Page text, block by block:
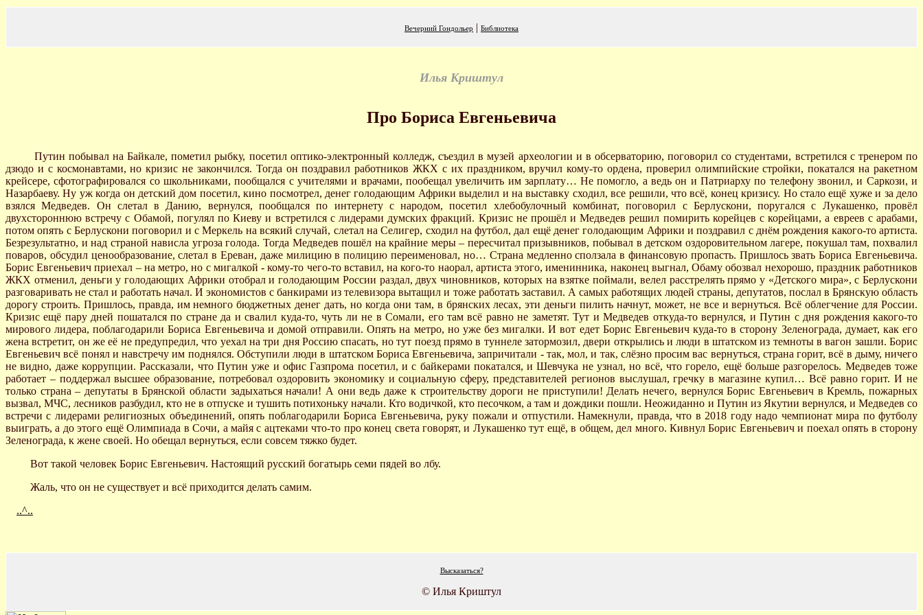
Вечерний Гондольер | Библиотека
Илья Криштул
Про Бориса Евгеньевича
Путин побывал на Байкале, пометил рыбку, посетил оптико-электронный колледж, съездил в музей археологии и в обсерваторию, поговорил со студентами, встретился с тренером по
дзюдо и с космонавтами, но кризис не закончился. Тогда он поздравил работников ЖКХ с их праздником, вручил кому-то ордена, проверил олимпийские стройки, покатался на ракетном
крейсере, сфотографировался со школьниками, пообщался с учителями и врачами, пообещал увеличить им зарплату… Не помогло, а ведь он и Патриарху по телефону звонил, и Саркози, и
Назарбаеву. Ну уж когда он детский дом посетил, кино посмотрел, денег голодающим Африки выделил и на выставку сходил, все решили, что всё, конец кризису. Но стало ещё хуже и за дело
взялся Медведев. Он слетал в Данию, вернулся, пообщался по интернету с народом, посетил хлебобулочный комбинат, поговорил с Берлускони, поругался с Лукашенко, провёл
двухстороннюю встречу с Обамой, погулял по Киеву и встретился с лидерами думских фракций. Кризис не прошёл и Медведев решил помирить корейцев с корейцами, а евреев с арабами,
потом опять с Берлускони поговорил и с Меркель на всякий случай, слетал на Селигер, сходил на футбол, дал ещё денег голодающим Африки и поздравил с днём рождения какого-то артиста.
Безрезультатно, и над страной нависла угроза голода. Тогда Медведев пошёл на крайние меры – пересчитал призывников, побывал в детском оздоровительном лагере, покушал там, похвалил
поваров, обсудил ценообразование, слетал в Ереван, даже милицию в полицию переименовал, но… Страна медленно сползала в финансовую пропасть. Пришлось звать Бориса Евгеньевича.
Борис Евгеньевич приехал – на метро, но с мигалкой - кому-то чего-то вставил, на кого-то наорал, артиста этого, именинника, наконец выгнал, Обаму обозвал нехорошо, праздник работников
ЖКХ отменил, деньги у голодающих Африки отобрал и голодающим России раздал, двух чиновников, которых на взятке поймали, велел расстрелять прямо у «Детского мира», с Берлускони
разговаривать не стал и работать начал. И экономистов с банкирами из телевизора вытащил и тоже работать заставил. А самых работящих людей страны, депутатов, послал в Брянскую область
дорогу строить. Пришлось, правда, им немного бюджетных денег дать, но когда они там, в брянских лесах, эти деньги пилить начнут, может, не все и вернуться. Всё облегчение для России.
Кризис ещё пару дней пошатался по стране да и свалил куда-то, чуть ли не в Сомали, его там всё равно не заметят. Тут и Медведев откуда-то вернулся, и Путин с дня рождения какого-то
мирового лидера, поблагодарили Бориса Евгеньевича и домой отправили. Опять на метро, но уже без мигалки. И вот едет Борис Евгеньевич куда-то в сторону Зеленограда, думает, как его
жена встретит, он же её не предупредил, что уехал на три дня Россию спасать, но тут поезд прямо в туннеле затормозил, двери открылись и люди в штатском из темноты в вагон зашли. Борис
Евгеньевич всё понял и навстречу им поднялся. Обступили люди в штатском Бориса Евгеньевича, запричитали - так, мол, и так, слёзно просим вас вернуться, страна горит, всё в дыму, ничего
не видно, даже коррупции. Рассказали, что Путин уже и офис Газпрома посетил, и с байкерами покатался, и Шевчука не узнал, но всё, что горело, ещё больше разгорелось. Медведев тоже
работает – поддержал высшее образование, потребовал оздоровить экономику и социальную сферу, представителей регионов выслушал, гречку в магазине купил… Всё равно горит. И не
только страна – депутаты в Брянской области задыхаться начали! А они ведь даже к строительству дороги не приступили! Делать нечего, вернулся Борис Евгеньевич в Кремль, пожарных
вызвал, МЧС, лесников разбудил, кто не в отпуске и тушить потихоньку начали. Кто водичкой, кто песочком, а там и дождики пошли. Неожиданно и Путин из Якутии вернулся, и Медведев со
встречи с лидерами религиозных объединений, опять поблагодарили Бориса Евгеньевича, руку пожали и отпустили. Намекнули, правда, что в 2018 году надо чемпионат мира по футболу
выиграть, а до этого ещё Олимпиада в Сочи, а майя с ацтеками что-то про конец света говорят, и Лукашенко тут ещё, в общем, дел много. Кивнул Борис Евгеньевич и поехал опять в сторону
Зеленограда, к жене своей. Но обещал вернуться, если совсем тяжко будет.
Вот такой человек Борис Евгеньевич. Настоящий русский богатырь семи пядей во лбу.
Жаль, что он не существует и всё приходится делать самим.
..^..
Высказаться?
© Илья Криштул